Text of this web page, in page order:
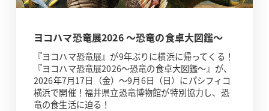
ヨコハマ恐竜展2026 ～恐竜の食卓大図鑑～
『ヨコハマ恐竜展』が9年ぶりに横浜に帰ってくる！
『ヨコハマ恐竜展2026～恐竜の食卓大図鑑～』が、
2026年7月17日（金）～9月6日（日）にパシフィコ
横浜で開催！福井県立恐竜博物館が特別協力し、恐
竜の食生活に迫る！